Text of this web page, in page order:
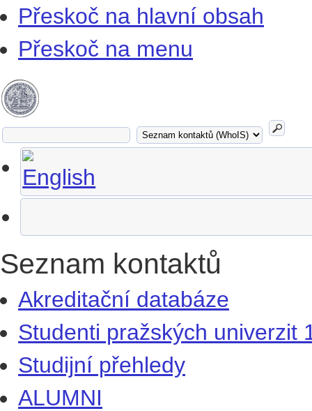
Přeskoč na hlavní obsah
Přeskoč na menu
Seznam kontaktů
Akreditační databáze
Studenti pražských univerzit
Studijní přehledy
ALUMNI